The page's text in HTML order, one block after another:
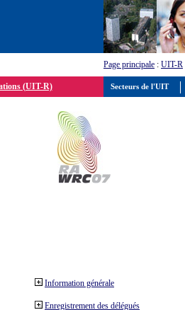
Page principale : UIT-R
(UIT-R)
Information générale
Enregistrement des délégués
Secteurs de l'UIT